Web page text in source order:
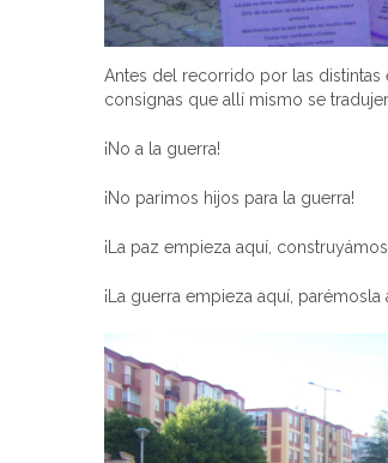
Antes del recorrido por las
consignas que allí mismo se
¡No a la guerra!
¡No parimos hijos para la guerra!
¡La paz empieza aquí,
¡La guerra empieza aquí, parémosla